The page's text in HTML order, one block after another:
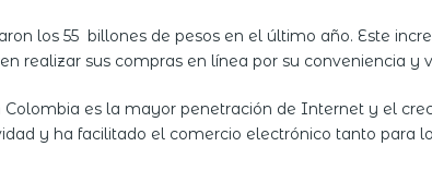
los 55 billones de pesos en el último año. Este
realizar sus compras en línea por su conveniencia y
Colombia es la mayor penetración de Internet y el
y ha facilitado el comercio electrónico tanto para